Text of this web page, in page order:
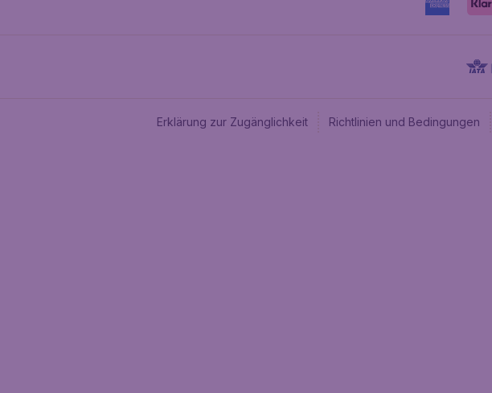
Erklärung zur Zugänglichkeit Richtlinien und Bedingungen